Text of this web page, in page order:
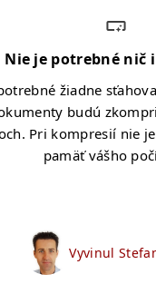
Nie je potrebné nič
žiadne
budú
Pri kompresií nie
pamäť vášho
Vyvinul